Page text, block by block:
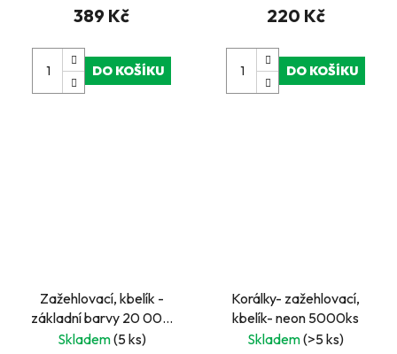
389 Kč
DO KOŠÍKU
220 Kč
DO KOŠÍKU
Zažehlovací, kbelík -
základní barvy 20 000
ks GO GREEN
Skladem(5 ks)
Korálky- zažehlovací,
kbelík- neon 5000ks
Skladem(>5 ks)